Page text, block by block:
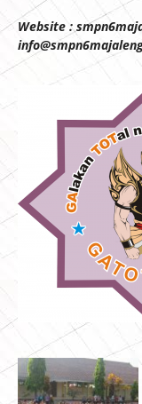
Website :